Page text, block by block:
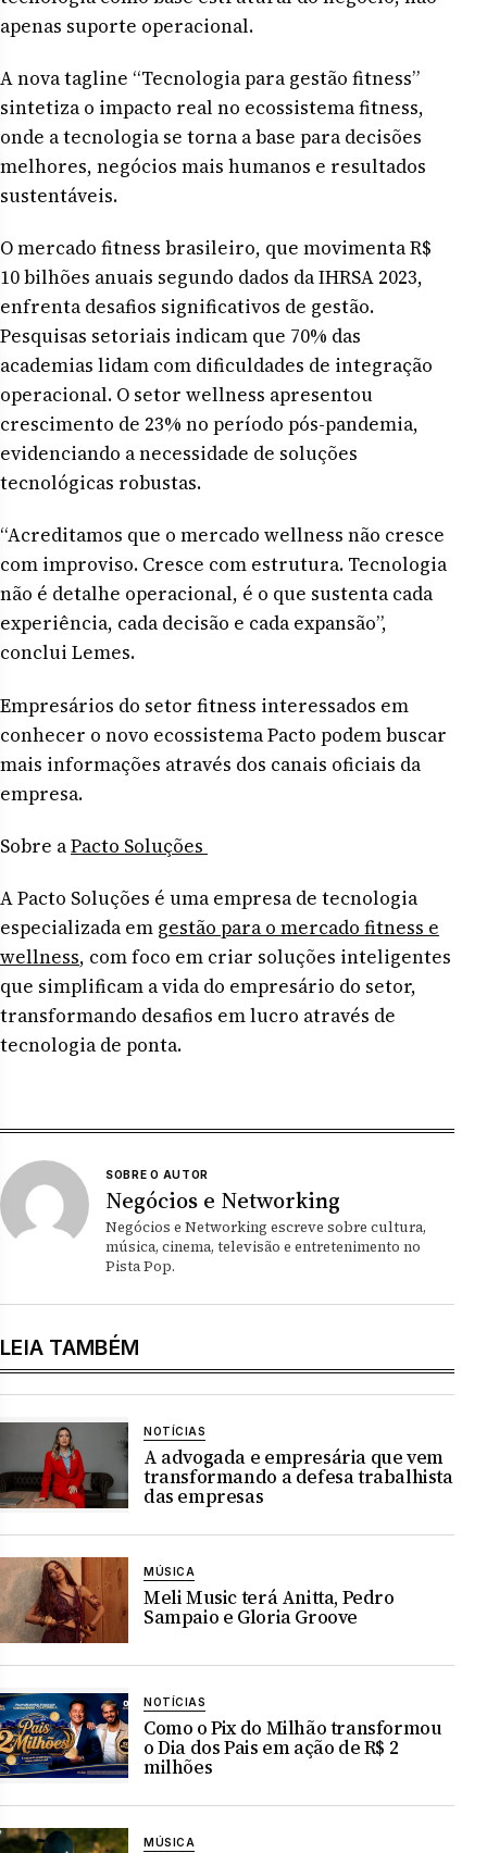
apenas suporte operacional.
A nova tagline “Tecnologia para gestão fitness”
sintetiza o impacto real no ecossistema fitness,
onde a tecnologia se torna a base para decisões
melhores, negócios mais humanos e resultados
sustentáveis.
O mercado fitness brasileiro, que movimenta R$
10 bilhões anuais segundo dados da IHRSA 2023,
enfrenta desafios significativos de gestão.
Pesquisas setoriais indicam que 70% das
academias lidam com dificuldades de integração
operacional. O setor wellness apresentou
crescimento de 23% no período pós-pandemia,
evidenciando a necessidade de soluções
tecnológicas robustas.
“Acreditamos que o mercado wellness não cresce
com improviso. Cresce com estrutura. Tecnologia
não é detalhe operacional, é o que sustenta cada
experiência, cada decisão e cada expansão”,
conclui Lemes.
Empresários do setor fitness interessados em
conhecer o novo ecossistema Pacto podem buscar
mais informações através dos canais oficiais da
empresa.
Sobre aPacto Soluções
A Pacto Soluções é uma empresa de tecnologia
especializada em gestão para o mercado fitness e
wellness, com foco em criar soluções inteligentes
que simplificam a vida do empresário do setor,
transformando desafios em lucro através de
tecnologia de ponta.
SOBRE O AUTOR
Negócios e Networking
Negócios e Networking escreve sobre cultura,
música, cinema, televisão e entretenimento no
Pista Pop.
LEIA TAMBÉM
NOTÍCIAS
A advogada e empresária que vem
transformando a defesa trabalhista
das empresas
MÚSICA
Meli Music terá Anitta, Pedro
Sampaio e Gloria Groove
NOTÍCIAS
Como o Pix do Milhão transformou
o Dia dos Pais em ação de R$ 2
milhões
MÚSICA